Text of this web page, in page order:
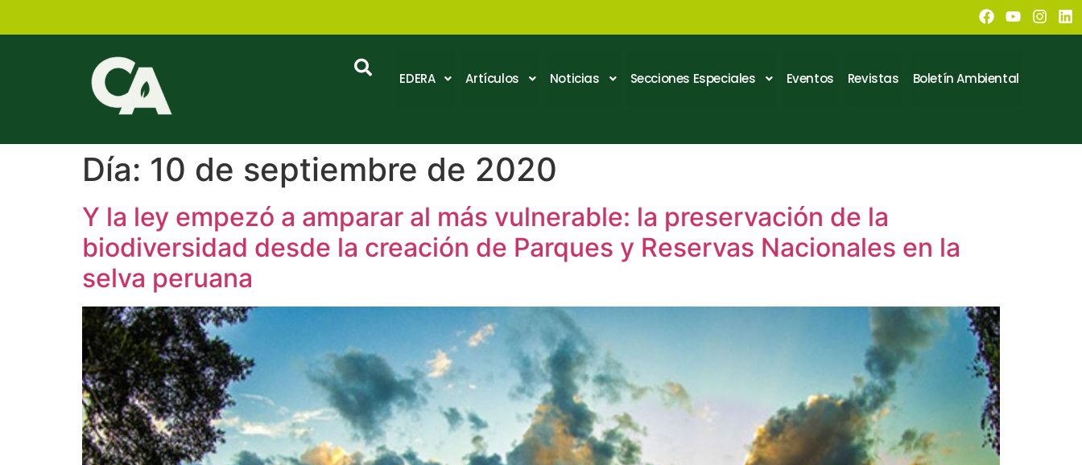
EDERA Artículos Noticias Secciones Especiales Eventos Revistas Boletín Ambiental
Día: 10 de septiembre de 2020
Y la ley empezó a amparar al más vulnerable: la preservación de la
biodiversidad desde la creación de Parques y Reservas Nacionales en la
selva peruana